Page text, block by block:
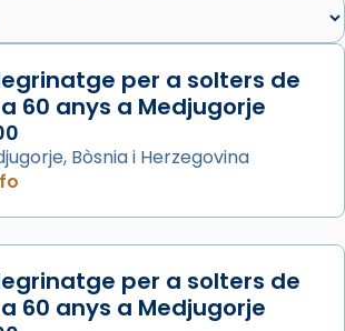
·
27 de juliol, ha tingut lloc la
de gràcies en agraïment al
per a solters de
60 anys a Medjugorje
Bòsnia i Herzegovina
per a solters de
60 anys a Medjugorje